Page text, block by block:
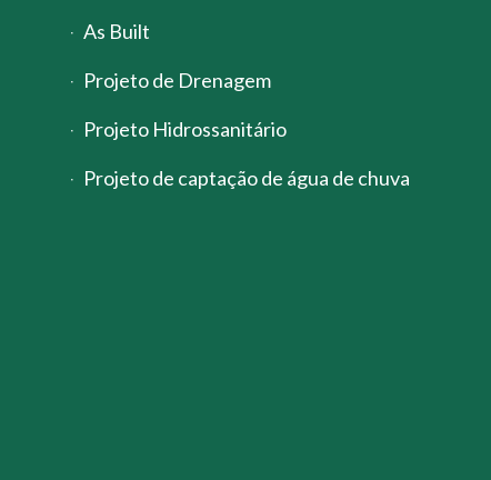
As Built
Projeto de Drenagem
Projeto Hidrossanitário
Projeto de captação de água de chuva